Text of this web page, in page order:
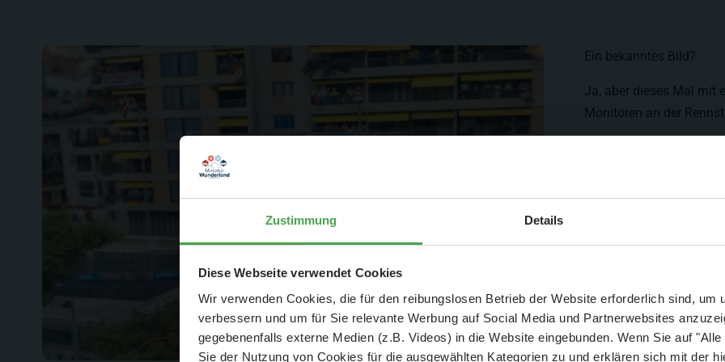
Zustimmung Details
Diese Webseite verwendet Cookies
Wir verwenden Cookies, die für den reibungslosen Betrieb der Website erforderlich sind, um
verbessern und um für Sie relevante Werbung auf Social Media und Partnerwebsites
gegebenenfalls externe Medien (z.B. Videos) in die Website eingebunden. Wenn Sie auf
Sie der Nutzung von Cookies für die ausgewählten Kategorien zu und erklären sich mit der
Ein bekanntes Bild?
Ja, aber dieses Mal mit
Monitoren an der
Aktuelle Mitteilung
Der Spar-Hammer: 25 % Ersparnis bei Große Pötte & kleine
und September - ohne Wartezeit
- Abendliche Hafenrundfahrt/Lichterfahrt 🛥️
- anschließender Wunderland-BesuchOHNEWartezeit 🚂